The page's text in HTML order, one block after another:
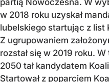
partią Nowoczesna. W
w 2018 roku uzyskał
lubelskiego startując z list
Z ugrupowaniem
rozstał się w 2019 roku.
2050 tał kandydatem
Startował z poparciem